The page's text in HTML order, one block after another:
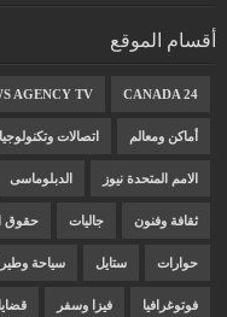
أقسام الموقع
CANADA 24
AGENCY TV
أماكن ومعالم اتصالات وتكنولوجيا
الامم المتحدة نيوز الدبلوماسى
ثقافة وفنون جاليات حقوق
حوارات ستايل سياحة
فوتوغرافيا فيزا وسفر